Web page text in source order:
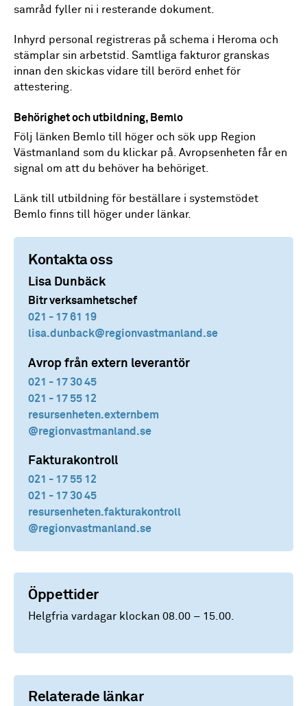
samråd fyller ni i resterande dokument.
Inhyrd personal registreras på schema i Heroma och
stämplar sin arbetstid. Samtliga fakturor granskas
innan den skickas vidare till berörd enhet för
attestering.
Behörighet och utbildning, Bemlo
Följ länken Bemlo till höger och sök upp Region
Västmanland som du klickar på. Avropsenheten får en
signal om att du behöver ha behöriget.
Länk till utbildning för beställare i systemstödet
Bemlo finns till höger under länkar.
Kontakta oss
Lisa Dunbäck
Bitr verksamhetschef
021 - 17 61 19
lisa.dunback@regionvastmanland.se
Avrop från extern leverantör
021 - 17 30 45
021 - 17 55 12
resursenheten.externbem
@regionvastmanland.se
Fakturakontroll
021 - 17 55 12
021 - 17 30 45
resursenheten.fakturakontroll
@regionvastmanland.se
Öppettider
Helgfria vardagar klockan 08.00 – 15.00.
Relaterade länkar